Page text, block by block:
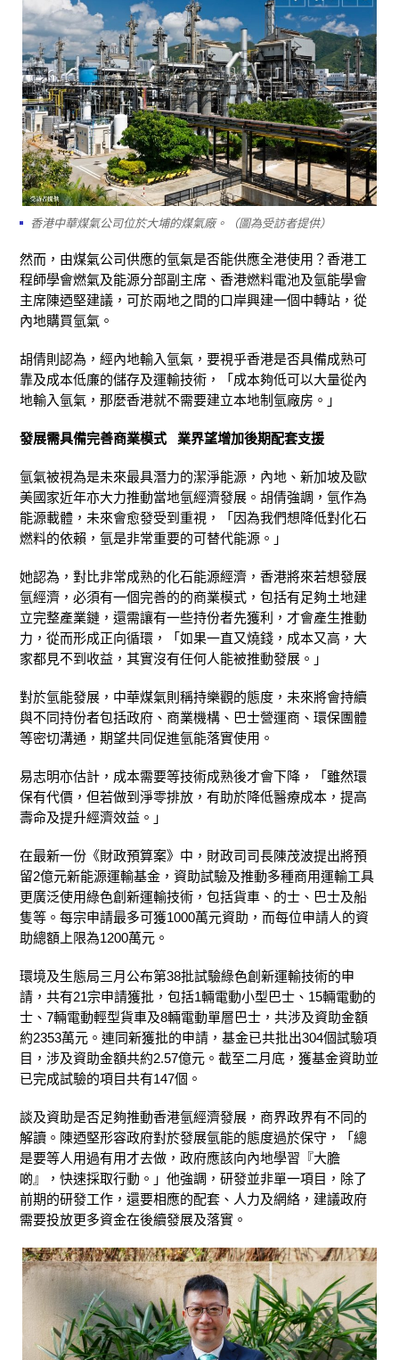
香港中華煤氣公司位於大埔的煤氣廠。（圖為受訪者提供）
然而，由煤氣公司供應的氫氣是否能供應全港使用？香港工
程師學會燃氣及能源分部副主席、香港燃料電池及氫能學會
主席陳迺堅建議，可於兩地之間的口岸興建一個中轉站，從
內地購買氫氣。
胡倩則認為，經內地輸入氫氣，要視乎香港是否具備成熟可
靠及成本低廉的儲存及運輸技術，「成本夠低可以大量從內
地輸入氫氣，那麼香港就不需要建立本地制氫廠房。」
發展需具備完善商業模式 業界望增加後期配套支援
氫氣被視為是未來最具潛力的潔淨能源，內地、新加坡及歐
美國家近年亦大力推動當地氫經濟發展。胡倩強調，氫作為
能源載體，未來會愈發受到重視，「因為我們想降低對化石
燃料的依賴，氫是非常重要的可替代能源。」
她認為，對比非常成熟的化石能源經濟，香港將來若想發展
氫經濟，必須有一個完善的的商業模式，包括有足夠土地建
立完整產業鏈，還需讓有一些持份者先獲利，才會產生推動
力，從而形成正向循環，「如果一直又燒錢，成本又高，大
家都見不到收益，其實沒有任何人能被推動發展。」
對於氫能發展，中華煤氣則稱持樂觀的態度，未來將會持續
與不同持份者包括政府、商業機構、巴士營運商、環保團體
等密切溝通，期望共同促進氫能落實使用。
易志明亦估計，成本需要等技術成熟後才會下降，「雖然環
保有代價，但若做到淨零排放，有助於降低醫療成本，提高
壽命及提升經濟效益。」
在最新一份《財政預算案》中，財政司司長陳茂波提出將預
留2億元新能源運輸基金， 資助試驗及推動多種商用運輸工具
更廣泛使用綠色創新運輸技術，包括貨車、的士、巴士及船
隻等。每宗申請最多可獲1000萬元資助，而每位申請人的資
助總額上限為1200萬元。
環境及生態局三月公布第38批試驗綠色創新運輸技術的申
請，共有21宗申請獲批，包括1輛電動小型巴士、15輛電動的
士、7輛電動輕型貨車及8輛電動單層巴士，共涉及資助金額
約2353萬元。連同新獲批的申請，基金已共批出304個試驗項
目，涉及資助金額共約2.57億元。截至二月底，獲基金資助並
已完成試驗的項目共有147個。
談及資助是否足夠推動香港氫經濟發展，商界政界有不同的
解讀。陳迺堅形容政府對於發展氫能的態度過於保守，「總
是要等人用過有用才去做，政府應該向內地學習『大膽
啲』，快速採取行動。」他強調，研發並非單一項目，除了
前期的研發工作，還要相應的配套、人力及網絡，建議政府
需要投放更多資金在後續發展及落實。